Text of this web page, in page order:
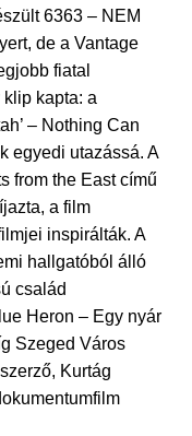
6363 – NEM
de a Vantage
fiatal
kapta: a
– Nothing Can
egyedi utazássá. A
from the East című
a film
inspirálták. A
hallgatóból álló
család
Heron – Egy nyár
Szeged Város
Kurtág